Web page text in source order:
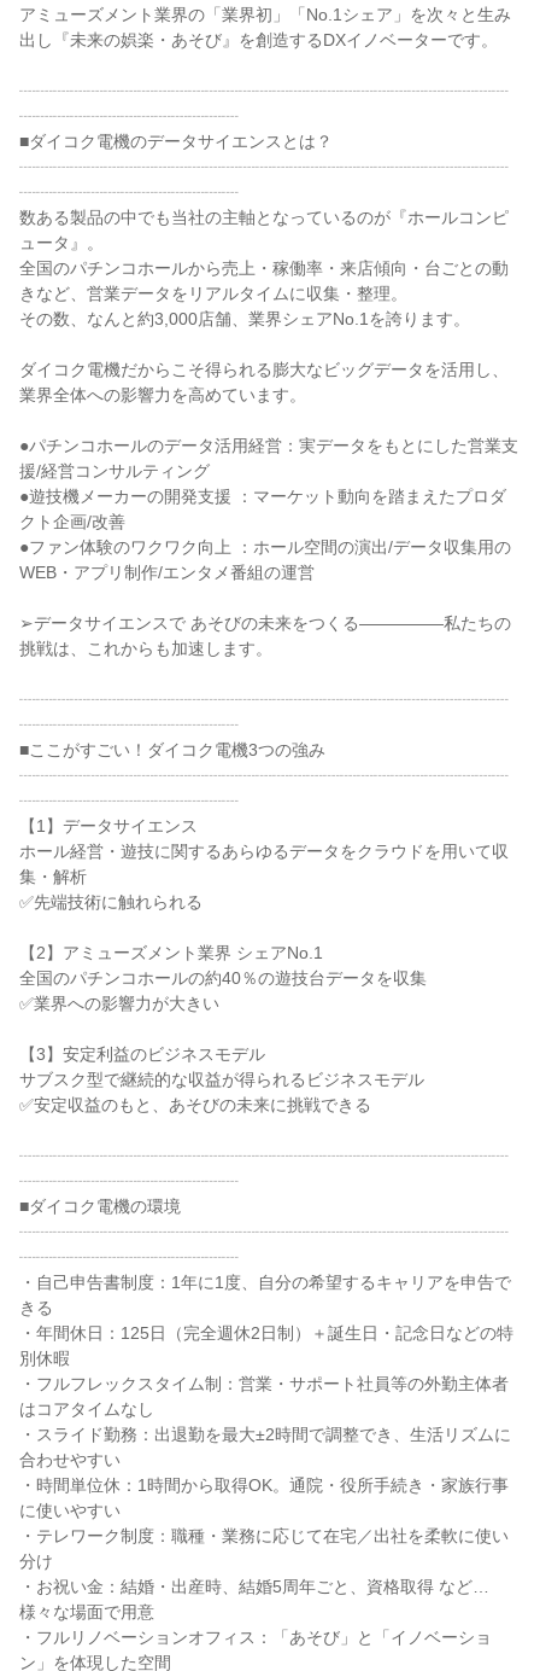
アミューズメント業界の「業界初」「No.1シェア」を次々と生み
出し『未来の娯楽・あそび』を創造するDXイノベーターです。
┈┈┈┈┈┈┈┈┈┈┈┈┈┈┈┈┈┈┈┈┈┈┈┈┈┈┈┈┈
┈┈┈┈┈┈┈┈┈┈┈┈┈
■ダイコク電機のデータサイエンスとは？
┈┈┈┈┈┈┈┈┈┈┈┈┈┈┈┈┈┈┈┈┈┈┈┈┈┈┈┈┈
┈┈┈┈┈┈┈┈┈┈┈┈┈
数ある製品の中でも当社の主軸となっているのが『ホールコンピ
ュータ』。
全国のパチンコホールから売上・稼働率・来店傾向・台ごとの動
きなど、営業データをリアルタイムに収集・整理。
その数、なんと約3,000店舗、業界シェアNo.1を誇ります。
ダイコク電機だからこそ得られる膨大なビッグデータを活用し、
業界全体への影響力を高めています。
●パチンコホールのデータ活用経営：実データをもとにした営業支
援/経営コンサルティング
●遊技機メーカーの開発支援 ：マーケット動向を踏まえたプロダ
クト企画/改善
●ファン体験のワクワク向上 ：ホール空間の演出/データ収集用の
WEB・アプリ制作/エンタメ番組の運営
➢データサイエンスで あそびの未来をつくる―――――私たちの
挑戦は、これからも加速します。
┈┈┈┈┈┈┈┈┈┈┈┈┈┈┈┈┈┈┈┈┈┈┈┈┈┈┈┈┈
┈┈┈┈┈┈┈┈┈┈┈┈┈
■ここがすごい！ダイコク電機3つの強み
┈┈┈┈┈┈┈┈┈┈┈┈┈┈┈┈┈┈┈┈┈┈┈┈┈┈┈┈┈
┈┈┈┈┈┈┈┈┈┈┈┈┈
【1】データサイエンス
ホール経営・遊技に関するあらゆるデータをクラウドを用いて収
集・解析
✅先端技術に触れられる
【2】アミューズメント業界 シェアNo.1
全国のパチンコホールの約40％の遊技台データを収集
✅業界への影響力が大きい
【3】安定利益のビジネスモデル
サブスク型で継続的な収益が得られるビジネスモデル
✅安定収益のもと、あそびの未来に挑戦できる
┈┈┈┈┈┈┈┈┈┈┈┈┈┈┈┈┈┈┈┈┈┈┈┈┈┈┈┈┈
┈┈┈┈┈┈┈┈┈┈┈┈┈
■ダイコク電機の環境
┈┈┈┈┈┈┈┈┈┈┈┈┈┈┈┈┈┈┈┈┈┈┈┈┈┈┈┈┈
┈┈┈┈┈┈┈┈┈┈┈┈┈
・自己申告書制度：1年に1度、自分の希望するキャリアを申告で
きる
・年間休日：125日（完全週休2日制）＋誕生日・記念日などの特
別休暇
・フルフレックスタイム制：営業・サポート社員等の外勤主体者
はコアタイムなし
・スライド勤務：出退勤を最大±2時間で調整でき、生活リズムに
合わせやすい
・時間単位休：1時間から取得OK。通院・役所手続き・家族行事
に使いやすい
・テレワーク制度：職種・業務に応じて在宅／出社を柔軟に使い
分け
・お祝い金：結婚・出産時、結婚5周年ごと、資格取得 など…
様々な場面で用意
・フルリノベーションオフィス：「あそび」と「イノベーショ
ン」を体現した空間